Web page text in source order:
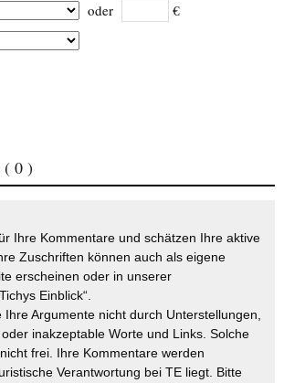
oder €
( 0 )
Ihre Kommentare und schätzen Ihre aktive
Zuschriften können auch als eigene
erscheinen oder in unserer
Einblick“.
Ihre Argumente nicht durch Unterstellungen,
inakzeptable Worte und Links. Solche
frei. Ihre Kommentare werden
Verantwortung bei TE liegt. Bitte